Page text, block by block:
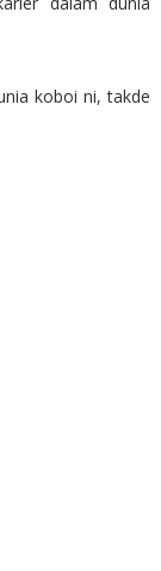
koboi ni, takde